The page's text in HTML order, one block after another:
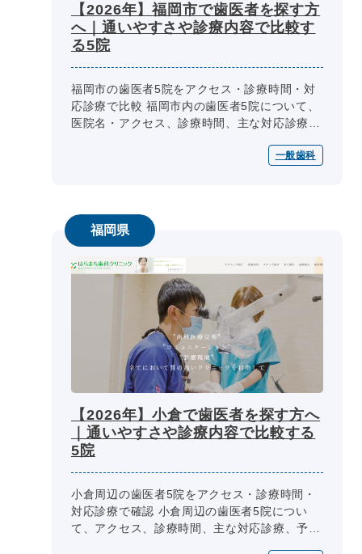
【2026年】福岡市で歯医者を探す方
へ｜通いやすさや診療内容で比較す
る5院
福岡市の歯医者5院をアクセス・診療時間・対
応診療で比較 福岡市内の歯医者5院について、
医院名・アクセス、診療時間、主な対応診療、
一般歯科
福岡県
【2026年】小倉で歯医者を探す方へ
｜通いやすさや診療内容で比較する
5院
小倉周辺の歯医者5院をアクセス・診療時間・
対応診療で確認 小倉周辺の歯医者5院につい
て、アクセス、診療時間、主な対応診療、予